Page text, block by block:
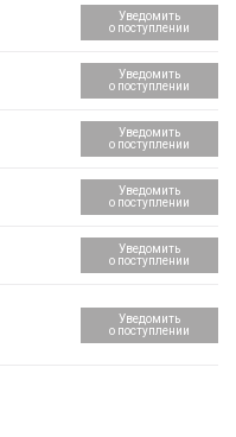
Уведомить
о поступлении
Уведомить
о поступлении
Уведомить
о поступлении
Уведомить
о поступлении
Уведомить
о поступлении
Уведомить
о поступлении